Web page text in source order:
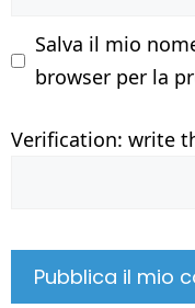
Salva il mio
browser per la
Verification: write